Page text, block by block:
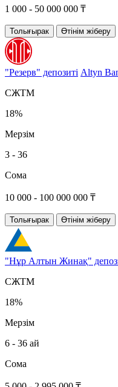
1 000 - 50 000 000 ₸
Толығырак Өтінім жіберу
"Резерв" депозиті Altyn
СЖТМ
18%
Мерзім
3 - 36
Сома
10 000 - 100 000 000 ₸
Толығырак Өтінім жіберу
"Нұр Алтын Жинақ"
СЖТМ
18%
Мерзім
6 - 36 ай
Сома